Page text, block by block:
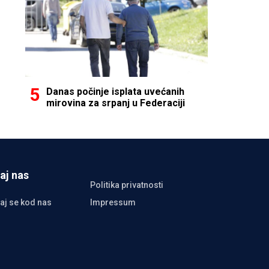
Danas počinje isplata uvećanih
mirovina za srpanj u Federaciji
nas
Politika privatnosti
se kod nas
Impressum